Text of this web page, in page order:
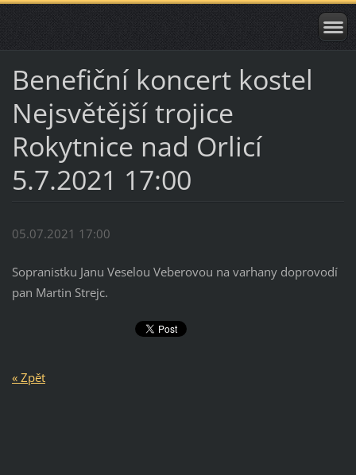
Benefiční koncert kostel
Nejsvětější trojice
Rokytnice nad Orlicí
5.7.2021 17:00
05.07.2021 17:00
Sopranistku Janu Veselou Veberovou na varhany doprovodí
pan Martin Strejc.
« Zpět